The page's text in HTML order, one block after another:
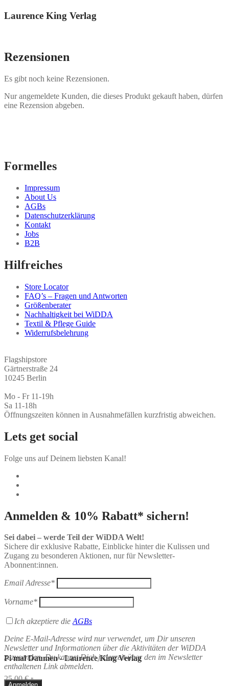
Laurence King Verlag
Rezensionen
Es gibt noch keine Rezensionen.
Nur angemeldete Kunden, die dieses Produkt gekauft haben, dürfen
eine Rezension abgeben.
Pi mal Daumen - Laurence King Verlag
25,00€ *
Formelles
Impressum
About Us
AGBs
Datenschutzerklärung
Kontakt
Jobs
B2B
Hilfreiches
Store Locator
FAQ’s – Fragen und Antworten
Größenberater
Nachhaltigkeit bei WiDDA
Textil & Pflege Guide
Widerrufsbelehrung
Flagshipstore
Gärtnerstraße 24
10245 Berlin
Mo - Fr 11-19h
Sa 11-18h
Öffnungszeiten können in Ausnahmefällen kurzfristig abweichen.
Lets get social
Folge uns auf Deinem liebsten Kanal!
Anmelden & 10% Rabatt* sichern!
Sei dabei – werde Teil der WiDDA Welt!
Sichere dir exklusive Rabatte, Einblicke hinter die Kulissen und
Zugang zu besonderen Aktionen, nur für Newsletter-
Abonnent:innen.
Email Adresse*
Vorname*
Ich akzeptiere dieAGBs
Deine E-Mail-Adresse wird nur verwendet, um Dir unseren
Newsletter und Informationen über die Aktivitäten der WiDDA
zuzusenden. Du kannst Dich jederzeit über den im Newsletter
enthaltenen Link abmelden.